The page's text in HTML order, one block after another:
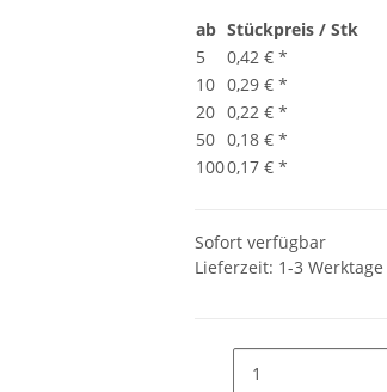
ab Stückpreis / Stk
5
0,42 € *
10 0,29 € *
20 0,22 € *
50 0,18 € *
1000,17 € *
Sofort verfügbar
Lieferzeit: 1-3 Werktage